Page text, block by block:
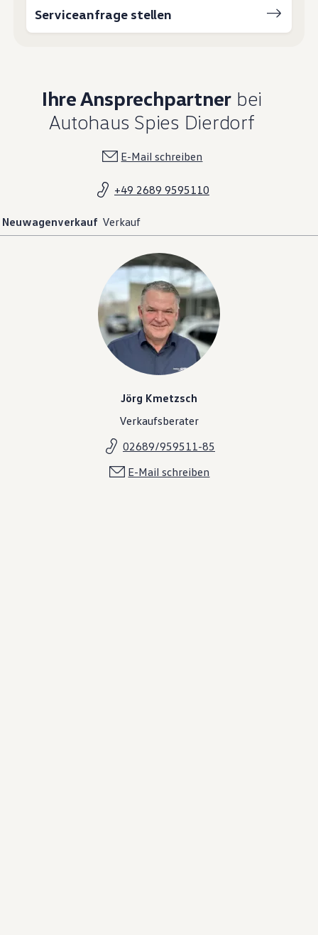
Serviceanfrage stellen
Ihre Ansprechpartner bei
Autohaus Spies Dierdorf
E-Mail schreiben
+49 2689 9595110
Neuwagenverkauf Verkauf
Jörg Kmetzsch
Verkaufsberater
02689/959511-85
E-Mail schreiben